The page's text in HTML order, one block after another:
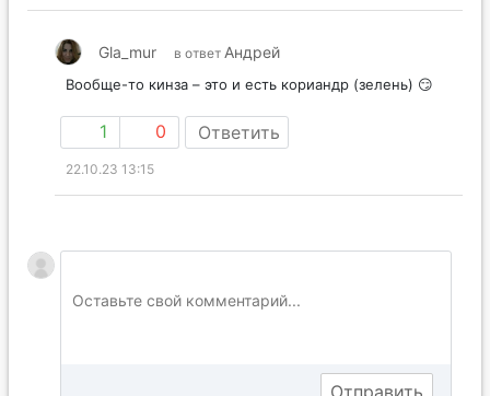
Gla_mur в ответ Андрей
Вообще-то кинза – это и есть кориандр (зелень) 😏
1 0 Ответить
22.10.23 13:15